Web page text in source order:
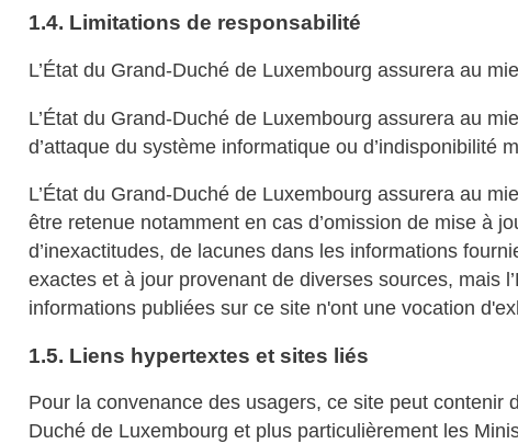
1.4. Limitations de responsabilité
L’État du Grand-Duché de Luxembourg assurera au
L’État du Grand-Duché de Luxembourg assurera au
d’attaque du système informatique ou d’indisponibilité
L’État du Grand-Duché de Luxembourg assurera au
être retenue notamment en cas d’omission de mise à
d’inexactitudes, de lacunes dans les informations
exactes et à jour provenant de diverses sources, mais
informations publiées sur ce site n'ont une vocation
1.5. Liens hypertextes et sites liés
Pour la convenance des usagers, ce site peut contenir
Duché de Luxembourg et plus particulièrement les